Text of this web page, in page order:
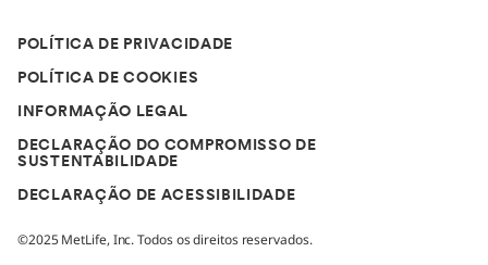
POLÍTICA DE PRIVACIDADE
POLÍTICA DE COOKIES
INFORMAÇÃO LEGAL
DECLARAÇÃO DO COMPROMISSO DE
SUSTENTABILIDADE
DECLARAÇÃO DE ACESSIBILIDADE
©2025 MetLife, Inc. Todos os direitos reservados.